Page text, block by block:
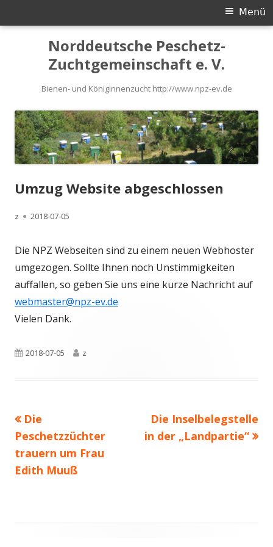
Norddeutsche Peschetz-
Zuchtgemeinschaft e. V.
Bienen- und Königinnenzucht http://www.npz-ev.de
Menü
Umzug Website abgeschlossen
Autor
z
Veröffentlicht
2018-07-05
Die NPZ Webseiten sind zu einem neuen Webhoster
umgezogen. Sollte Ihnen noch Unstimmigkeiten
auffallen, so geben Sie uns eine kurze Nachricht auf
webmaster@npz-ev.de
Vielen Dank.
Veröffentlicht
2018-07-05 Autor
z
Beitragsnavigation
Vorheriger
Beitrag:
Die
Peschetzzüchter
trauern um Frau
Edith Muuß
Nächster
Beitrag
Die Inselbelegstelle
in der „Landpartie“